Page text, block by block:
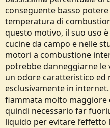
conseguente basso
temperatura di
questo motivo, il suo uso
cucine da campo e nelle
motori a combustione
potrebbe danneggiarne le
un odore caratteristico ed
esclusivamente in internet.
fiammata molto
quindi necessario far
liquido per evitare l’effetto